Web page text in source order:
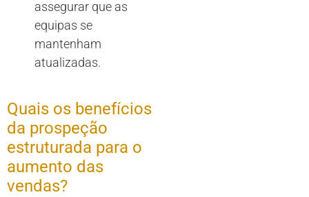
assegurar que as
equipas se
mantenham
atualizadas.
Quais os benefícios
da prospeção
estruturada para o
aumento das
vendas?